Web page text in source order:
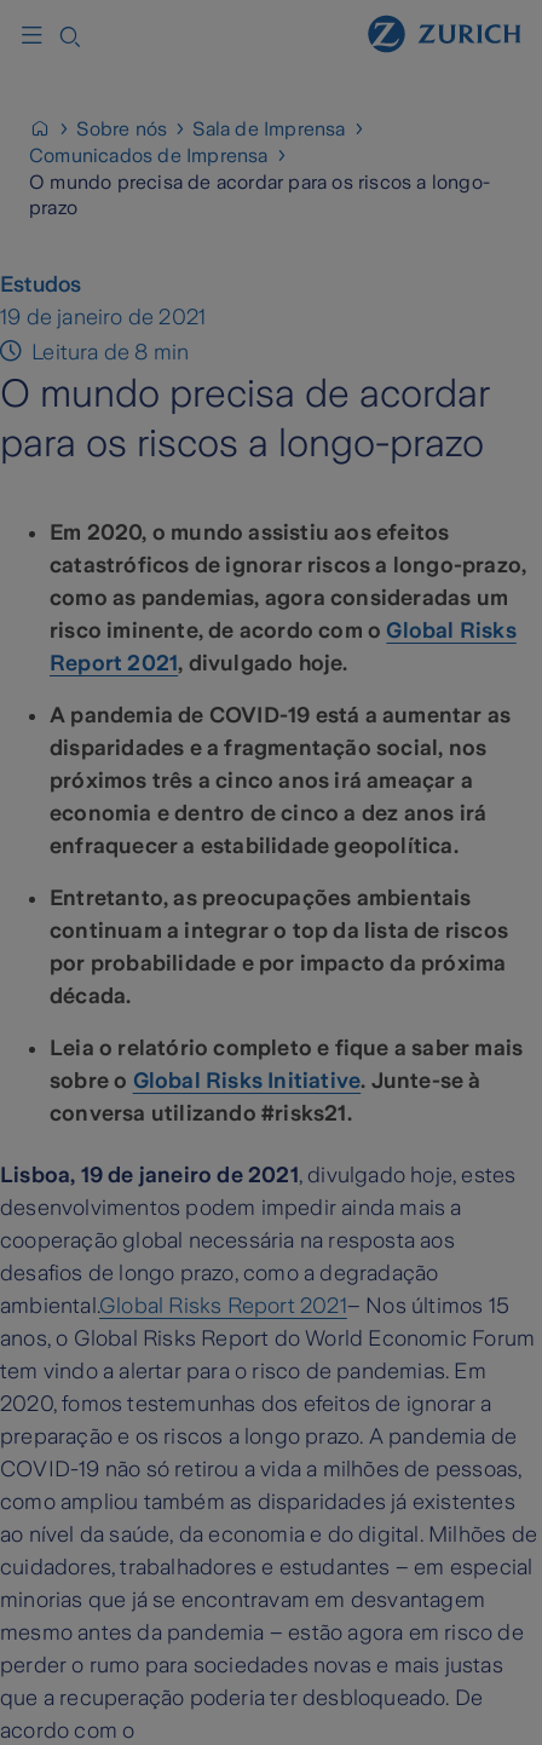
Sobre nós
Sala de Imprensa
Comunicados de Imprensa
O mundo precisa de acordar para os riscos a longo-
prazo
Estudos
19 de janeiro de 2021
Leitura de 8 min
O mundo precisa de acordar
para os riscos a longo-prazo
Em 2020, o mundo assistiu aos efeitos
catastróficos de ignorar riscos a longo-prazo,
como as pandemias, agora consideradas um
risco iminente, de acordo com o Global Risks
Report 2021, divulgado hoje.
A pandemia de COVID-19 está a aumentar as
disparidades e a fragmentação social, nos
próximos três a cinco anos irá ameaçar a
economia e dentro de cinco a dez anos irá
enfraquecer a estabilidade geopolítica.
Entretanto, as preocupações ambientais
continuam a integrar o top da lista de riscos
por probabilidade e por impacto da próxima
década.
Leia o relatório completo e fique a saber mais
sobre o Global Risks Initiative. Junte-se à
conversa utilizando #risks21.
Lisboa, 19 de janeiro de 2021, divulgado hoje, estes
desenvolvimentos podem impedir ainda mais a
cooperação global necessária na resposta aos
desafios de longo prazo, como a degradação
ambiental.Global Risks Report 2021– Nos últimos 15
anos, o Global Risks Report do World Economic Forum
tem vindo a alertar para o risco de pandemias. Em
2020, fomos testemunhas dos efeitos de ignorar a
preparação e os riscos a longo prazo. A pandemia de
COVID-19 não só retirou a vida a milhões de pessoas,
como ampliou também as disparidades já existentes
ao nível da saúde, da economia e do digital. Milhões de
cuidadores, trabalhadores e estudantes – em especial
minorias que já se encontravam em desvantagem
mesmo antes da pandemia – estão agora em risco de
perder o rumo para sociedades novas e mais justas
que a recuperação poderia ter desbloqueado. De
acordo com o